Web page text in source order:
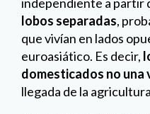
Científicos austríacos
de comportamiento
juego por comida, y
son más propensos a
mejores amigos.